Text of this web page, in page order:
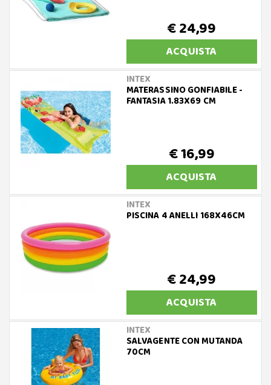
€ 24,99
ACQUISTA
INTEX
MATERASSINO GONFIABILE -
FANTASIA 1.83X69 CM
€ 16,99
ACQUISTA
INTEX
PISCINA 4 ANELLI 168X46CM
€ 24,99
ACQUISTA
INTEX
SALVAGENTE CON MUTANDA
70CM